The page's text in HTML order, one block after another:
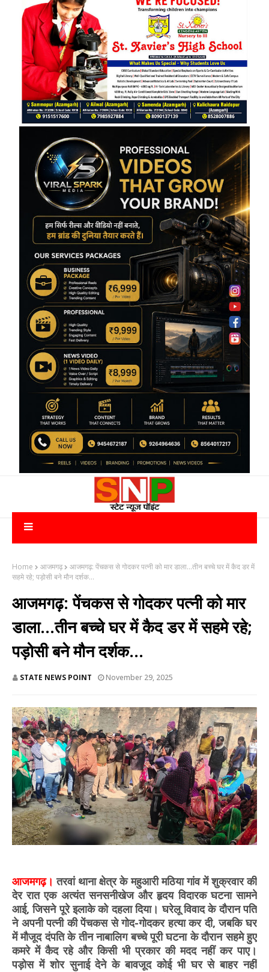
Home आजमगढ़
आजमगढ़: पेंचकस से गोदकर पत्नी को मार डाला...तीन बच्चे घर में कैद डर में
सहमे रहे; पड़ोसी बने मौन दर्शक...
आजमगढ़: पेंचकस से गोदकर पत्नी को मार
डाला...तीन बच्चे घर में कैद डर में सहमे रहे;
पड़ोसी बने मौन दर्शक...
STATE NEWS POINT November 29, 2025
आजमगढ़।तरवां थाना क्षेत्र के महुआरी मठिया गांव में शुक्रवार की
देर रात एक अत्यंत सनसनीखेज और हृदय विदारक घटना सामने
आई, जिसने पूरे इलाके को दहला दिया। घरेलू विवाद के दौरान पति
ने अपनी पत्नी की पेंचकस से गोद-गोदकर हत्या कर दी, जबकि घर
में मौजूद दंपति के तीन नाबालिग बच्चे पूरी घटना के दौरान सहमे हुए
कमरे में कैद रहे और किसी भी प्रकार की मदद नहीं कर पाए।
पड़ोस में शोर सुनाई देने के बावजूद कोई भी घर से बाहर नहीं